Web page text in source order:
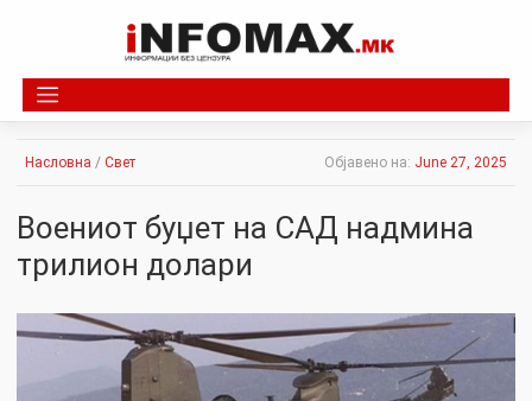
Насловна / Свет Објавено на: June 27, 2025
Воениот буџет на САД надмина
трилион долари